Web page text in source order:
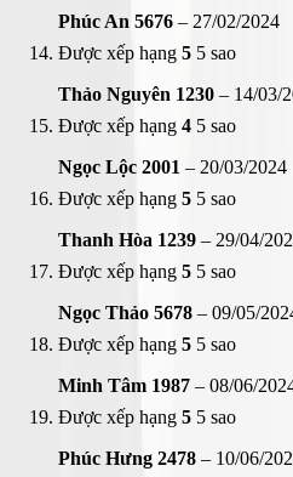
Phúc An 5676 – 27/02/2024
Được xếp hạng 5 5 sao
Thảo Nguyên 1230 – 14/03/
Được xếp hạng 4 5 sao
Ngọc Lộc 2001 – 20/03/2024
Được xếp hạng 5 5 sao
Thanh Hòa 1239 – 29/04/
Được xếp hạng 5 5 sao
Ngọc Thảo 5678 – 09/05/
Được xếp hạng 5 5 sao
Minh Tâm 1987 – 08/06/
Được xếp hạng 5 5 sao
Phúc Hưng 2478 – 10/06/